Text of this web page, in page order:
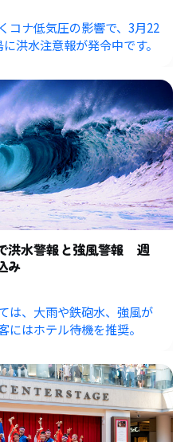
コナ低気圧の影響で、3月22
洪水注意報が発令中です。
洪水警報と強風警報 週
み
は、大雨や鉄砲水、強風が
はホテル待機を推奨。